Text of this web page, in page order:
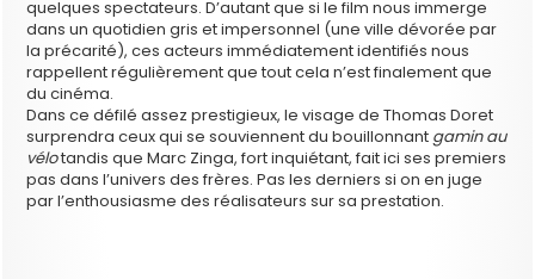
quelques spectateurs. D’autant que si le film nous immerge
dans un quotidien gris et impersonnel (une ville dévorée par
la précarité), ces acteurs immédiatement identifiés nous
rappellent régulièrement que tout cela n’est finalement que
du cinéma.
Dans ce défilé assez prestigieux, le visage de Thomas Doret
surprendra ceux qui se souviennent du bouillonnant gamin au
vélotandis que Marc Zinga, fort inquiétant, fait ici ses premiers
pas dans l’univers des frères. Pas les derniers si on en juge
par l’enthousiasme des réalisateurs sur sa prestation.